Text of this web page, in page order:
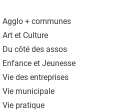
Agglo + communes
Art et Culture
Du côté des assos
Enfance et Jeunesse
Vie des entreprises
Vie municipale
Vie pratique